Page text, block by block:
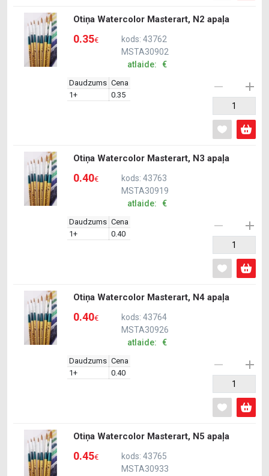
Otiņa Watercolor Masterart, N2 apaļa
0.35€
kods: 43762
MSTA30902
atlaide: €
Daudzums Cena
1+
0.35
Otiņa Watercolor Masterart, N3 apaļa
0.40€
kods: 43763
MSTA30919
atlaide: €
Daudzums Cena
1+
0.40
Otiņa Watercolor Masterart, N4 apaļa
0.40€
kods: 43764
MSTA30926
atlaide: €
Daudzums Cena
1+
0.40
Otiņa Watercolor Masterart, N5 apaļa
0.45€
kods: 43765
MSTA30933